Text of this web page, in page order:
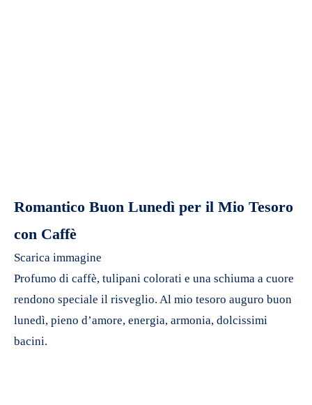
Romantico Buon Lunedì per il Mio Tesoro
con Caffè
Scarica immagine
Profumo di caffè, tulipani colorati e una schiuma a cuore
rendono speciale il risveglio. Al mio tesoro auguro buon
lunedì, pieno d’amore, energia, armonia, dolcissimi
bacini.